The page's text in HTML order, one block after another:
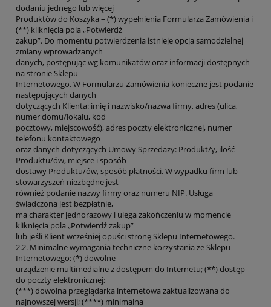
dodaniu jednego lub więcej
Produktów do Koszyka – (*) wypełnienia Formularza Zamówienia i
(**) kliknięcia pola „Potwierdź
zakup”. Do momentu potwierdzenia istnieje opcja samodzielnej
zmiany wprowadzanych
danych, postępując wg komunikatów oraz informacji dostępnych
na stronie Sklepu
Internetowego. W Formularzu Zamówienia konieczne jest podanie
następujących danych
dotyczących Klienta: imię i nazwisko/nazwa firmy, adres (ulica,
numer domu/lokalu, kod
pocztowy, miejscowość), adres poczty elektronicznej, numer
telefonu kontaktowego
oraz danych dotyczących Umowy Sprzedaży: Produkt/y, ilość
Produktu/ów, miejsce i sposób
dostawy Produktu/ów, sposób płatności. W wypadku firm lub
stowarzyszeń niezbędne jest
również podanie nazwy firmy oraz numeru NIP. Usługa
świadczona jest bezpłatnie,
ma charakter jednorazowy i ulega zakończeniu w momencie
kliknięcia pola „Potwierdź zakup”
lub jeśli Klient wcześniej opuści stronę Sklepu Internetowego.
2.2. Minimalne wymagania techniczne korzystania ze Sklepu
Internetowego: (*) dowolne
urządzenie multimedialne z dostępem do Internetu; (**) dostęp
do poczty elektronicznej;
(***) dowolna przeglądarka internetowa zaktualizowana do
najnowszej wersji; (****) minimalna